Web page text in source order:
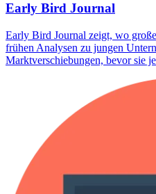
Early Bird Journal
Early Bird Journal zeigt, wo
frühen Analysen zu jungen
Marktverschiebungen, bevor sie